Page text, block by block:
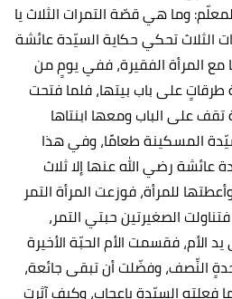
وما هي قصّة التمرات الثلاث يا
الثلاث تحكي حكاية السيّدة عائشة
مع المرأة الفقيرة، ففي يومٍ من
على باب بيتها، فلما فتحت
على الباب ومعها ابنتاها
المسكينة طعامًا، وفي هذا
عائشة رضي الله عنها إلا ثلاث
للمرأة، فوزعت المرأة التمر
الصغيرتين حبتي التمر،
الأم، فقسمت الأم الحبّة الأخيرة
النِّصف، وفضّلت أن تبقى جائعة،
فعلته السيّدة بإعجابٍ، وكيف آثرت